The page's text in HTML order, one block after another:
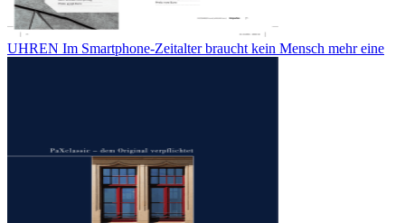
UHREN Im Smartphone-Zeitalter braucht kein Mensch mehr eine